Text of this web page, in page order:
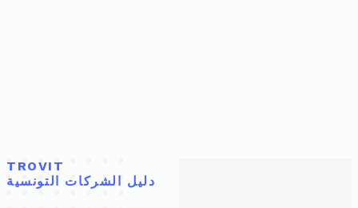
TROVIT
دليل الشركات التونسية